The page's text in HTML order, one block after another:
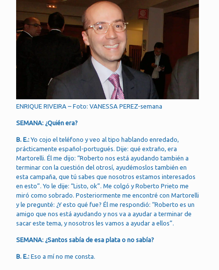
ENRIQUE RIVEIRA – Foto: VANESSA PEREZ-semana
SEMANA: ¿Quién era?
B. E.:Yo cojo el teléfono y veo al tipo hablando enredado,
prácticamente español-portugués. Dije: qué extraño, era
Martorelli. Él me dijo: “Roberto nos está ayudando también a
terminar con la cuestión del otrosí, ayudémoslos también en
esta campaña, que tú sabes que nosotros estamos interesados
en esto”. Yo le dije: “Listo, ok”. Me colgó y Roberto Prieto me
miró como sobrado. Posteriormente me encontré con Martorelli
y le pregunté: ¿Y esto qué fue? Él me respondió: “Roberto es un
amigo que nos está ayudando y nos va a ayudar a terminar de
sacar este tema, y nosotros les vamos a ayudar a ellos”.
SEMANA: ¿Santos sabía de esa plata o no sabía?
B. E.: Eso a mí no me consta.